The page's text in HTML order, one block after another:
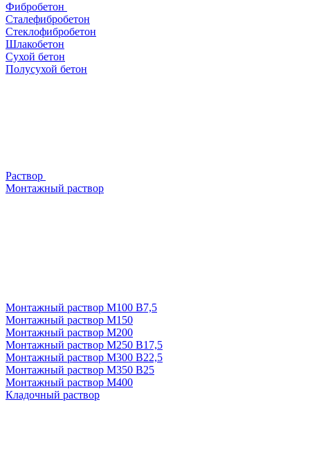
Фибробетон
Сталефибробетон
Стеклофибробетон
Шлакобетон
Сухой бетон
Полусухой бетон
Раствор
Монтажный раствор
Монтажный раствор М100 В7,5
Монтажный раствор М150
Монтажный раствор М200
Монтажный раствор М250 В17,5
Монтажный раствор М300 В22,5
Монтажный раствор М350 В25
Монтажный раствор М400
Кладочный раствор